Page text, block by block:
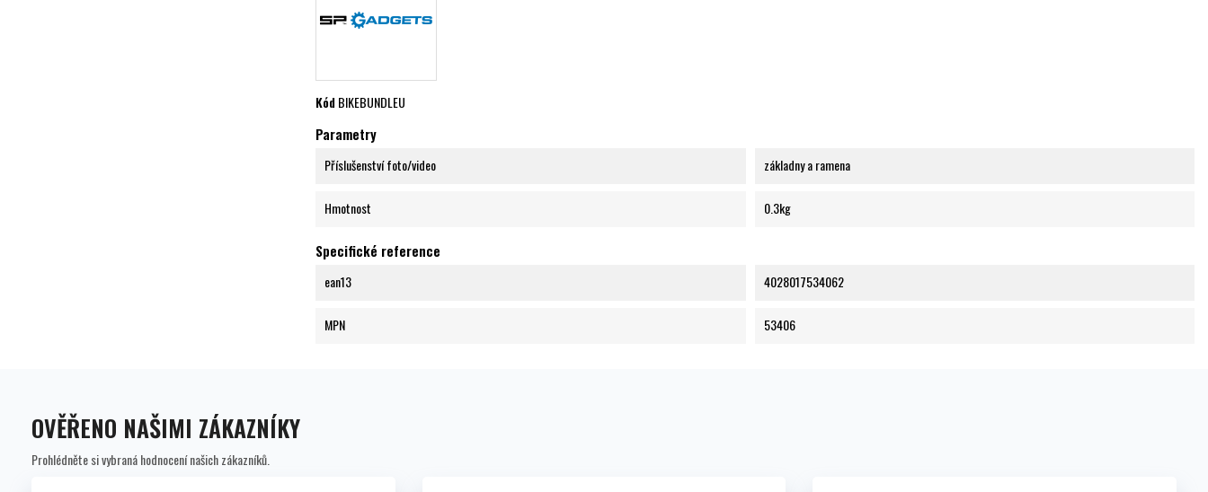
KódBIKEBUNDLEU
Parametry
Příslušenství foto/video základny a ramena
Hmotnost 0.3kg
Specifické reference
ean13 4028017534062
MPN 53406
OVĚŘENO NAŠIMI ZÁKAZNÍKY
Prohlédněte si vybraná hodnocení našich zákazníků.